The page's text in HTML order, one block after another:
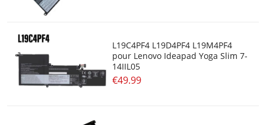
L19C4PF4 L19D4PF4 L19M4PF4
pour Lenovo Ideapad Yoga Slim 7-
14IIL05
€49.99